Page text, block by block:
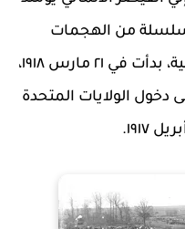
سلسلة من الهجمات
الألمانية على طول الجبهة الغربية، بدأت في ٢١ مارس ١٩١٨،
دخول الولايات المتحدة